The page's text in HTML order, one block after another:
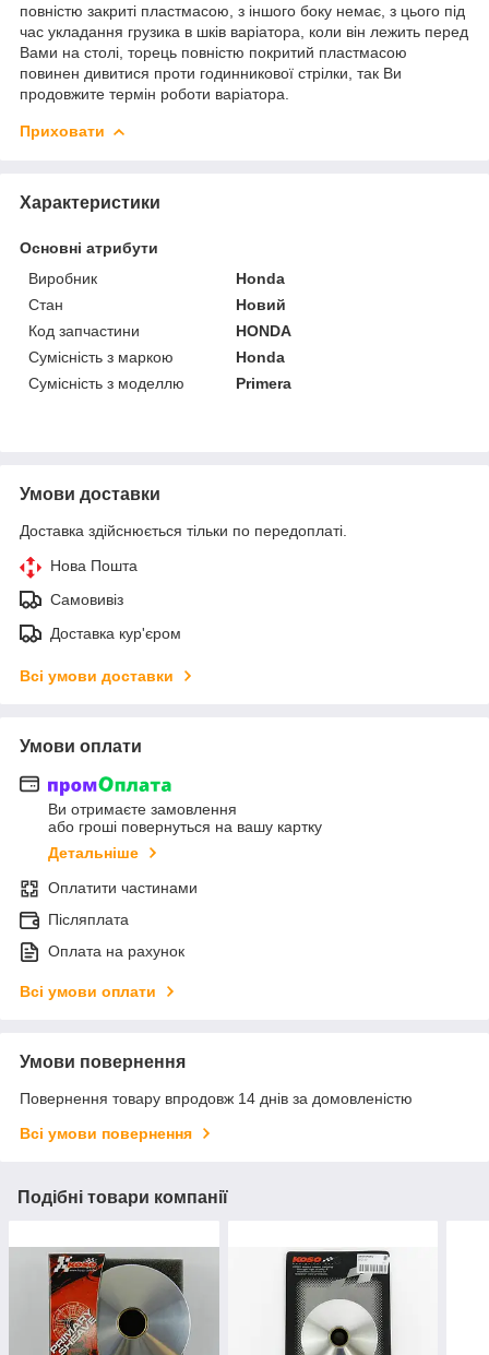
повністю закриті пластмасою, з іншого боку немає, з цього під
час укладання грузика в шків варіатора, коли він лежить перед
Вами на столі, торець повністю покритий пластмасою
повинен дивитися проти годинникової стрілки, так Ви
продовжите термін роботи варіатора.
Приховати
Характеристики
Основні атрибути
Виробник
Honda
Стан
Новий
Код запчастини
HONDA
Сумісність з маркою
Honda
Сумісність з моделлю
Primera
Умови доставки
Доставка здійснюється тільки по передоплаті.
Нова Пошта
Самовивіз
Доставка кур'єром
Всі умови доставки
Умови оплати
Ви отримаєте замовлення
або гроші повернуться на вашу картку
Детальніше
Оплатити частинами
Післяплата
Оплата на рахунок
Всі умови оплати
Умови повернення
Повернення товару впродовж 14 днів за домовленістю
Всі умови повернення
Подібні товари компанії